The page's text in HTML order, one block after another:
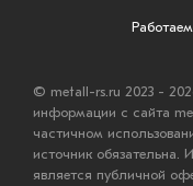
© metall-rs.ru 2023 -
информации с сайта
частичном
источник
является публичной